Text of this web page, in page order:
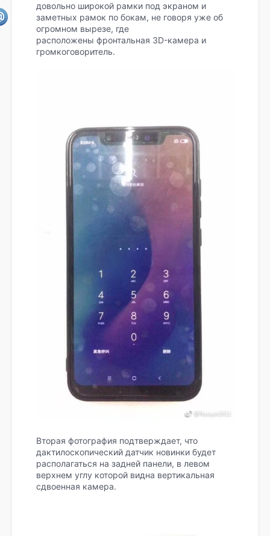
довольно широкой рамки под экраном и
заметных рамок по бокам, не говоря уже об
огромном вырезе, где
расположены фронтальная 3D-камера и
громкоговоритель.
Вторая фотография подтверждает, что
дактилоскопический датчик новинки будет
располагаться на задней панели, в левом
верхнем углу которой видна вертикальная
сдвоенная камера.